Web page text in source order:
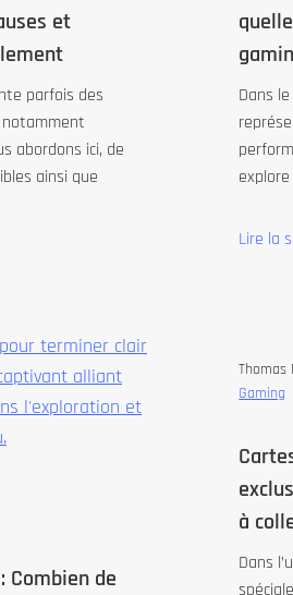
et
parfois des
abordons ici, de
ainsi que
Dans
explore
Lire la
Combien de
Thomas
Gaming
à
Dans